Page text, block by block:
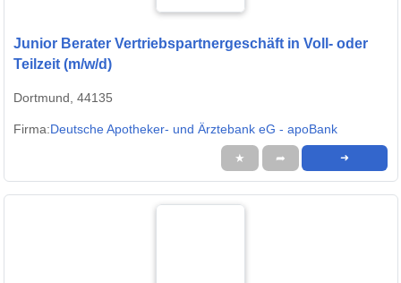
Junior Berater Vertriebspartnergeschäft in Voll- oder
Teilzeit (m/w/d)
Dortmund, 44135
Firma:Deutsche Apotheker- und Ärztebank eG - apoBank
★ ➦ ➜